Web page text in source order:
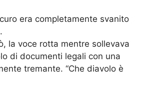
era completamente svanito
la voce rotta mentre sollevava
di documenti legali con una
tremante. “Che diavolo è